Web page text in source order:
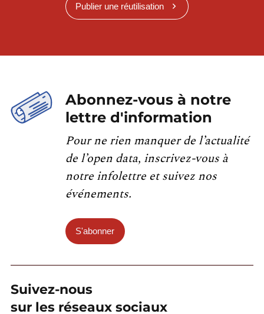
Publier une réutilisation
Abonnez-vous à notre
lettre d'information
Pour ne rien manquer de l’actualité
de l’open data, inscrivez-vous à
notre infolettre et suivez nos
événements.
S'abonner
Suivez-nous
sur les réseaux sociaux